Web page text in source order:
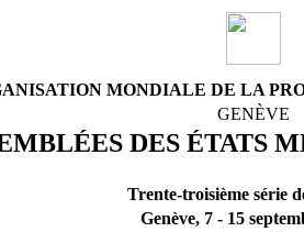
MONDIALE DE LA
GENÈVE
DES ÉTATS
Trente-troisième série
Genève, 7 - 15